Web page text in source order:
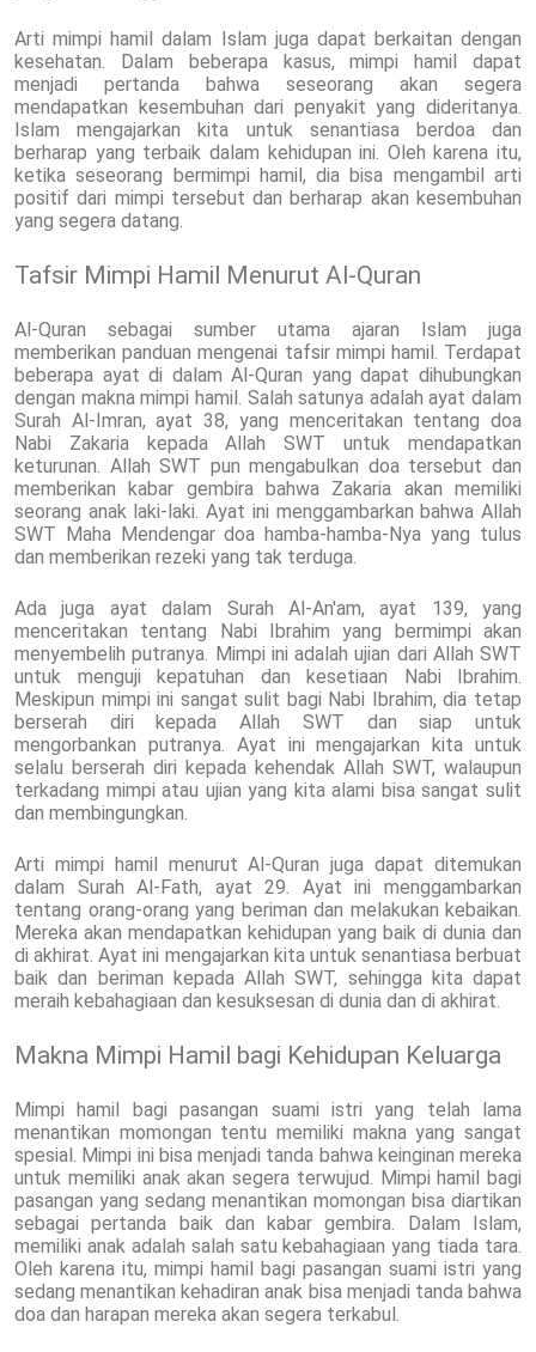
Arti mimpi hamil dalam Islam juga dapat berkaitan dengan
kesehatan. Dalam beberapa kasus, mimpi hamil dapat
menjadi pertanda bahwa seseorang akan segera
mendapatkan kesembuhan dari penyakit yang dideritanya.
Islam mengajarkan kita untuk senantiasa berdoa dan
berharap yang terbaik dalam kehidupan ini. Oleh karena itu,
ketika seseorang bermimpi hamil, dia bisa mengambil arti
positif dari mimpi tersebut dan berharap akan kesembuhan
yang segera datang.
Tafsir Mimpi Hamil Menurut Al-Quran
Al-Quran sebagai sumber utama ajaran Islam juga
memberikan panduan mengenai tafsir mimpi hamil. Terdapat
beberapa ayat di dalam Al-Quran yang dapat dihubungkan
dengan makna mimpi hamil. Salah satunya adalah ayat dalam
Surah Al-Imran, ayat 38, yang menceritakan tentang doa
Nabi Zakaria kepada Allah SWT untuk mendapatkan
keturunan. Allah SWT pun mengabulkan doa tersebut dan
memberikan kabar gembira bahwa Zakaria akan memiliki
seorang anak laki-laki. Ayat ini menggambarkan bahwa Allah
SWT Maha Mendengar doa hamba-hamba-Nya yang tulus
dan memberikan rezeki yang tak terduga.
Ada juga ayat dalam Surah Al-An'am, ayat 139, yang
menceritakan tentang Nabi Ibrahim yang bermimpi akan
menyembelih putranya. Mimpi ini adalah ujian dari Allah SWT
untuk menguji kepatuhan dan kesetiaan Nabi Ibrahim.
Meskipun mimpi ini sangat sulit bagi Nabi Ibrahim, dia tetap
berserah diri kepada Allah SWT dan siap untuk
mengorbankan putranya. Ayat ini mengajarkan kita untuk
selalu berserah diri kepada kehendak Allah SWT, walaupun
terkadang mimpi atau ujian yang kita alami bisa sangat sulit
dan membingungkan.
Arti mimpi hamil menurut Al-Quran juga dapat ditemukan
dalam Surah Al-Fath, ayat 29. Ayat ini menggambarkan
tentang orang-orang yang beriman dan melakukan kebaikan.
Mereka akan mendapatkan kehidupan yang baik di dunia dan
di akhirat. Ayat ini mengajarkan kita untuk senantiasa berbuat
baik dan beriman kepada Allah SWT, sehingga kita dapat
meraih kebahagiaan dan kesuksesan di dunia dan di akhirat.
Makna Mimpi Hamil bagi Kehidupan Keluarga
Mimpi hamil bagi pasangan suami istri yang telah lama
menantikan momongan tentu memiliki makna yang sangat
spesial. Mimpi ini bisa menjadi tanda bahwa keinginan mereka
untuk memiliki anak akan segera terwujud. Mimpi hamil bagi
pasangan yang sedang menantikan momongan bisa diartikan
sebagai pertanda baik dan kabar gembira. Dalam Islam,
memiliki anak adalah salah satu kebahagiaan yang tiada tara.
Oleh karena itu, mimpi hamil bagi pasangan suami istri yang
sedang menantikan kehadiran anak bisa menjadi tanda bahwa
doa dan harapan mereka akan segera terkabul.